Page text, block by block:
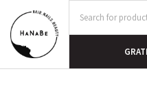
HUIS